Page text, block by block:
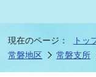
現在のページ： トッ
常磐地区
常磐支所